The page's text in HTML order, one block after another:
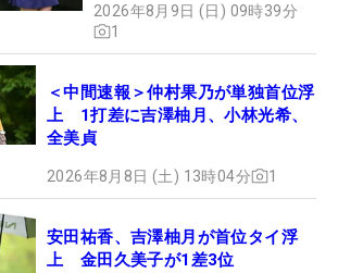
2026年8月9日 (日) 09時39分
1
＜中間速報＞仲村果乃が単独首位浮
上 1打差に吉澤柚月、小林光希、
全美貞
2026年8月8日 (土) 13時04分 1
安田祐香、吉澤柚月が首位タイ浮
上 金田久美子が1差3位